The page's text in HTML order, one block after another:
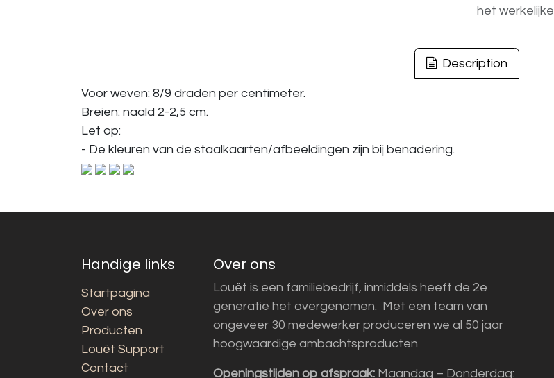
het werkelijke
Description
Voor weven: 8/9 draden per centimeter.
Breien: naald 2-2,5 cm.
Let op:
- De kleuren van de staalkaarten/afbeeldingen zijn bij benadering.
Handige links
Startpagina
Over ons
Producten
Louët Support
Contact
Over ons
Louët is een familiebedrijf, inmiddels heeft de 2e
generatie het overgenomen. Met een team van
ongeveer 30 medewerker produceren we al 50 jaar
hoogwaardige ambachtsproducten
Openingstijden op afspraak: Maandag – Donderdag: